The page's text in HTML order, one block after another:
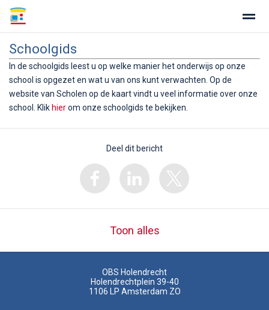
Home Zoeken Nieuws Agenda
Schoolgids
In de schoolgids leest u op welke manier het onderwijs op onze
school is opgezet en wat u van ons kunt verwachten. Op de
website van Scholen op de kaart vindt u veel informatie over onze
school. Klik hierom onze schoolgids te bekijken.
Deel dit bericht
Toon alles
OBS Holendrecht
Holendrechtplein 39-40
1106 LP Amsterdam ZO